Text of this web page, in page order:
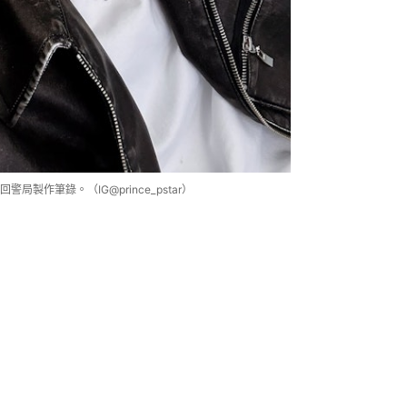
警局製作筆錄。（IG@prince_pstar）